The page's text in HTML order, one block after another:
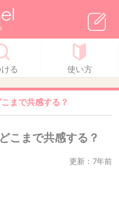
る 使い方
まで共感する？
こまで共感する？
更新：7年前